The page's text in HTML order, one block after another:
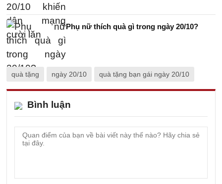
Phụ nữ thích quà gì trong ngày 20/10?
quà tặng ngày 20/10 quà tặng bạn gái ngày 20/10
Bình luận